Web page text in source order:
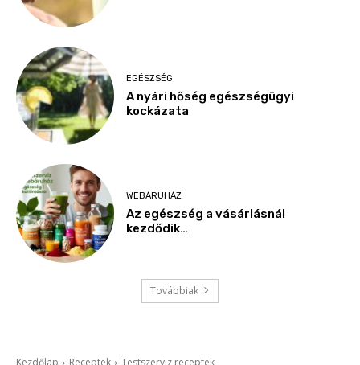
EGÉSZSÉG
A nyári hőség egészségügyi
kockázata
WEBÁRUHÁZ
Az egészség a vásárlásnál
kezdődik…
Továbbiak